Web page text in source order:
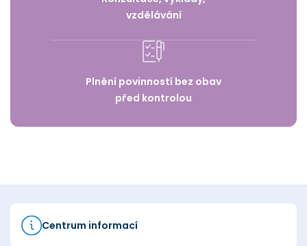
vzdělávání
Plnění povinností bez obav
před kontrolou
Centrum informací